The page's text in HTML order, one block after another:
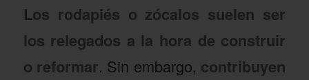
Los rodapiés o zócalos suelen ser
los relegados a la hora de construir
o reformar. Sin embargo, contribuyen